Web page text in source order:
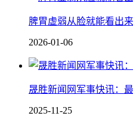
脾胃虚弱从脸就能看出
2026-01-06
晟胜新闻网军事快讯：
2025-11-25